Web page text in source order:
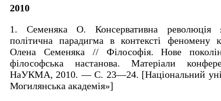
2010
1. Семеняка О. Консервативна революція
політична парадигма в контексті феномену
Олена Семеняка // Філософія. Нове
філософська настанова. Матеріали
НаУКМА, 2010. — С. 23—24. [Національний
Могилянська академія»]